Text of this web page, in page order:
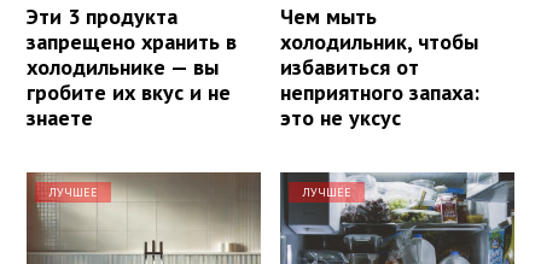
Эти 3 продукта
запрещено хранить в
холодильнике — вы
гробите их вкус и не
знаете
Чем мыть
холодильник, чтобы
избавиться от
неприятного запаха:
это не уксус
ЛУЧШЕЕ ЛУЧШЕЕ